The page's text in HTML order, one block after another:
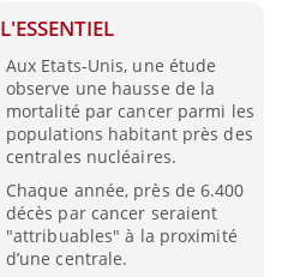
L'ESSENTIEL
Aux Etats-Unis, une étude
observe une hausse de la
mortalité par cancer parmi les
populations habitant près des
centrales nucléaires.
Chaque année, près de 6.400
décès par cancer seraient
"attribuables" à la proximité
d’une centrale.